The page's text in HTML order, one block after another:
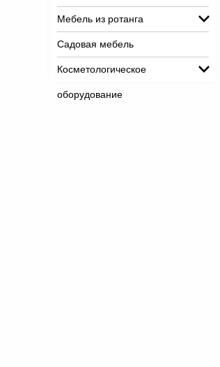
Мебель из ротанга
Садовая мебель
Косметологическое
оборудование